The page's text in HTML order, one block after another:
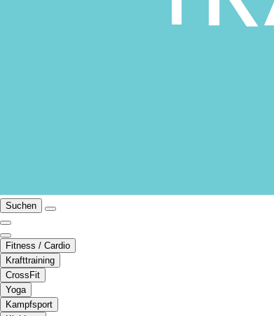
Suchen
Fitness / Cardio
Krafttraining
CrossFit
Yoga
Kampfsport